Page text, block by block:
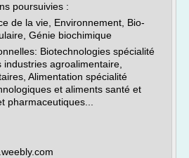
poursuivies :
la vie, Environnement, Bio-
Génie biochimique
Biotechnologies spécialité
agroalimentaire,
Alimentation spécialité
et aliments santé et
pharmaceutiques...